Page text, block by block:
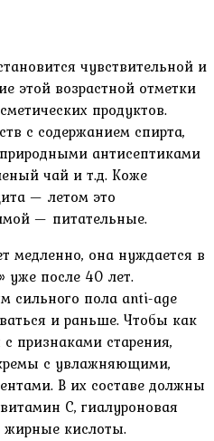
чувствительной и
этой возрастной отметки
продуктов.
с содержанием спирта,
антисептиками
чай и т.д. Коже
— летом это
— питательные.
медленно, она нуждается в
уже после 40 лет.
сильного пола anti-age
и раньше. Чтобы как
признаками старения,
с увлажняющими,
В их составе должны
С, гиалуроновая
жирные кислоты.